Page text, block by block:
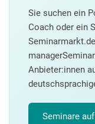
Sie suchen ein
Coach oder ein
Anbieter:innen
Seminare